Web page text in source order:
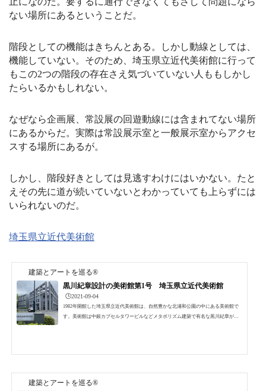
ない場所にあるということだ。
階段としての機能はきちんとある。しかし動線としては、
機能していない。そのため、埼玉県立近代美術館に行って
もこの2つの階段の存在さえ気づいていない人ももしかし
たらいるかもしれない。
なぜなら企画展、常設展の回遊動線には含まれてない場所
にあるからだ。実際は常設展示室と一般展示室からアクセ
スする場所にあるが。
しかし、階段好きとしては見逃すわけにはいかない。たと
えその先に道が続いていないとわかっていても上らずには
いられないのだ。
埼玉県立近代美術館
建築とアートを巡る®
黒川紀章設計の美術館第1号 埼玉県立近代美術館
🕒️2021-09-04
1982年開館した埼玉県立近代美術館は、自然豊かな北浦和公園の中にある美術館で
す。美術館は中銀カプセルタワービルなどメタボリズム建築で有名な黒川紀章が手
建築とアートを巡る®